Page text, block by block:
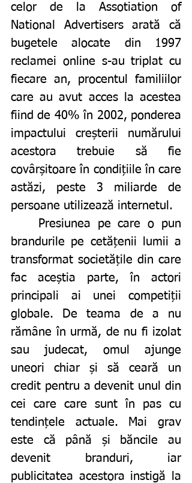
celor de la Assotiation of
National Advertisers arată că
bugetele alocate din 1997
reclamei online s-au triplat cu
fiecare an, procentul familiilor
care au avut acces la acestea
fiind de 40% în 2002, ponderea
impactului creșterii numărului
acestora trebuie să fie
covârșitoare în condițiile în care
astăzi, peste 3 miliarde de
persoane utilizează internetul.
brandurile pe cetățenii lumii a
transformat societățile din care
fac aceștia parte, în actori
principali ai unei competiții
globale. De teama de a nu
rămâne în urmă, de nu fi izolat
sau judecat, omul ajunge
uneori chiar și să ceară un
credit pentru a devenit unul din
cei care care sunt în pas cu
tendințele actuale. Mai grav
este că până și băncile au
devenit branduri, iar
publicitatea acestora instigă la